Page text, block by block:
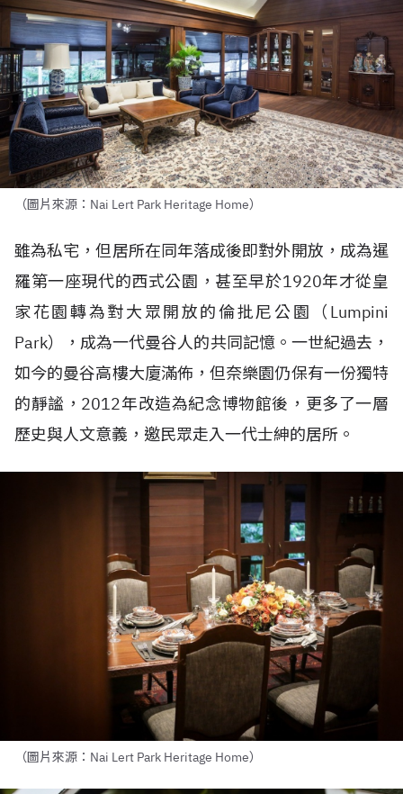
（圖片來源：Nai Lert Park Heritage Home）
雖為私宅，但居所在同年落成後即對外開放，成為暹
羅第一座現代的西式公園，甚至早於1920年才從皇
家花園轉為對大眾開放的倫批尼公園（Lumpini
Park），成為一代曼谷人的共同記憶。一世紀過去，
如今的曼谷高樓大廈滿佈，但奈樂園仍保有一份獨特
的靜謐，2012年改造為紀念博物館後，更多了一層
歷史與人文意義，邀民眾走入一代士紳的居所。
（圖片來源：Nai Lert Park Heritage Home）